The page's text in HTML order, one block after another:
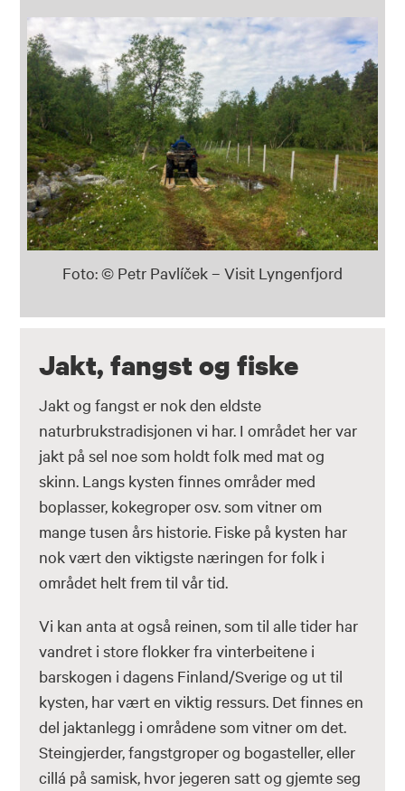
Foto: © Petr Pavlíček – Visit Lyngenfjord
Jakt, fangst og fiske
Jakt og fangst er nok den eldste
naturbrukstradisjonen vi har. I området her var
jakt på sel noe som holdt folk med mat og
skinn. Langs kysten finnes områder med
boplasser, kokegroper osv. som vitner om
mange tusen års historie. Fiske på kysten har
nok vært den viktigste næringen for folk i
området helt frem til vår tid.
Vi kan anta at også reinen, som til alle tider har
vandret i store flokker fra vinterbeitene i
barskogen i dagens Finland/Sverige og ut til
kysten, har vært en viktig ressurs. Det finnes en
del jaktanlegg i områdene som vitner om det.
Steingjerder, fangstgroper og bogasteller, eller
cillá på samisk, hvor jegeren satt og gjemte seg